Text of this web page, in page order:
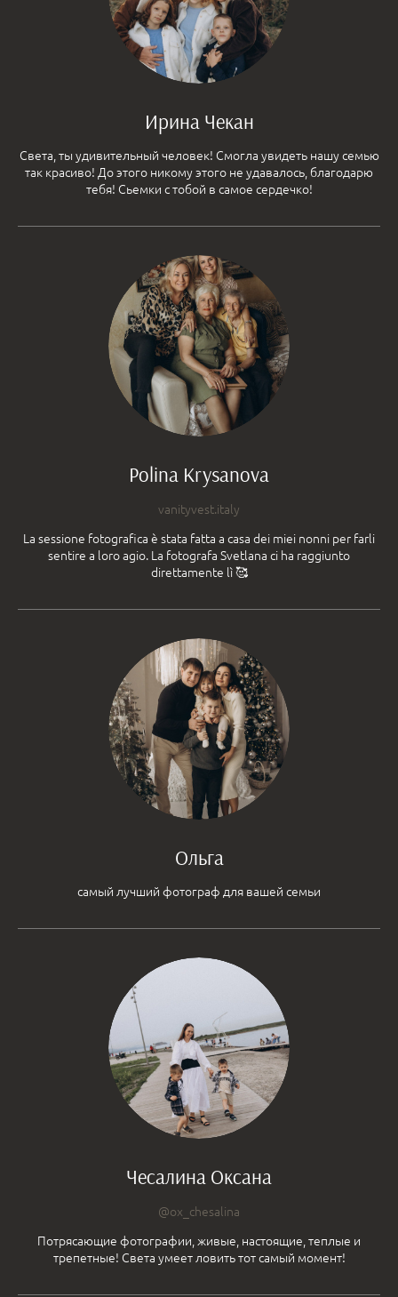
Ирина Чекан
Света, ты удивительный человек! Смогла увидеть нашу семью
так красиво! До этого никому этого не удавалось, благодарю
тебя! Сьемки с тобой в самое сердечко!
Polina Krysanova
vanityvest.italy
La sessione fotografica è stata fatta a casa dei miei nonni per farli
sentire a loro agio. La fotografa Svetlana ci ha raggiunto
direttamente lì 🥰
Ольга
самый лучший фотограф для вашей семьи
Чесалина Оксана
@ox_chesalina
Потрясающие фотографии, живые, настоящие, теплые и
трепетные! Света умеет ловить тот самый момент!